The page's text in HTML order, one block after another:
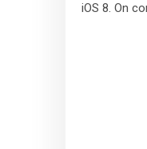
iOS 8. On